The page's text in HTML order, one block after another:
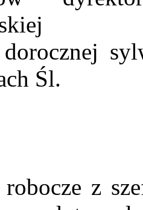
Śl.
robocze z